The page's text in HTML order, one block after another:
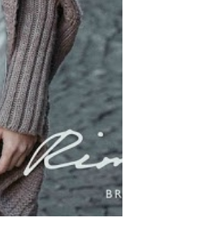
65000руб.
Свадебное платье Dzhaklin